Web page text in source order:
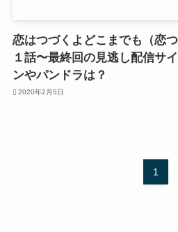
恋はつづくよどこまでも（恋
１話〜最終回の見逃し配信サ
ンやパンドラは？
2020年2月5日
1